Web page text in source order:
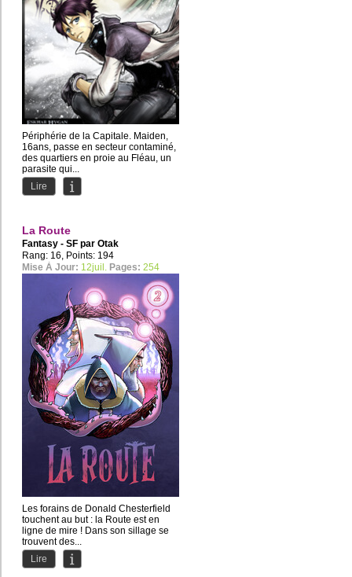
Périphérie de la Capitale. Maiden,
16ans, passe en secteur contaminé,
des quartiers en proie au Fléau, un
parasite qui...
Lire
La Route
Fantasy - SF par Otak
Rang: 16, Points: 194
Mise À Jour: 12juil. Pages: 254
Les forains de Donald Chesterfield
touchent au but : la Route est en
ligne de mire ! Dans son sillage se
trouvent des...
Lire